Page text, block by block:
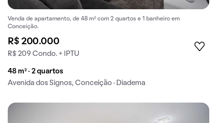
Venda de apartamento, de 48 m² com 2 quartos e 1 banheiro em
Conceição.
R$ 200.000
R$ 209 Condo. + IPTU
48 m² · 2 quartos
Avenida dos Signos, Conceição · Diadema